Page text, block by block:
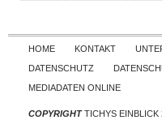
HOME KONTAKT
DATENSCHUTZ
MEDIADATEN ONLINE
COPYRIGHTTICHYS EINBLICK